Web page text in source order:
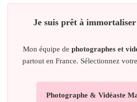
Je suis prêt à
Mon équipe de photographes et
partout en France. Sélectionnez
Photographe & Vidéaste